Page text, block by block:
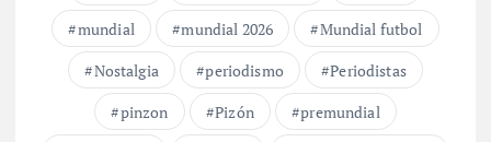
mundial
mundial 2026
Mundial futbol
Nostalgia
periodismo
Periodistas
pinzon
Pizón
premundial